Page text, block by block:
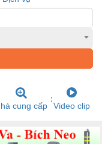
cung cấp Video clip